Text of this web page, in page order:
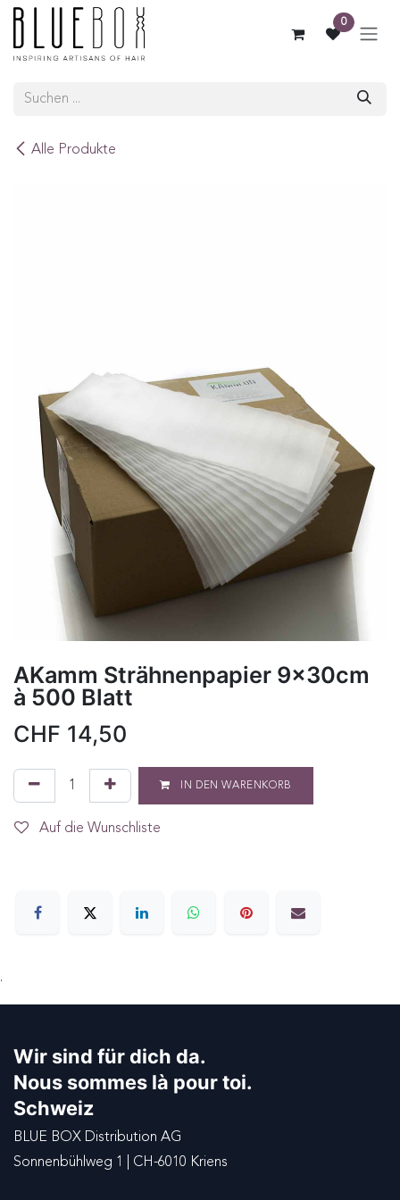
ZUM INHALT SPRINGEN
0
Alle Produkte
AKamm Strähnenpapier 9x30cm
à 500 Blatt
CHF 14,50
IN DEN WARENKORB
Auf die Wunschliste
.
Wir sind für dich da.
Nous sommes là pour toi.
Schweiz
BLUE BOX Distribution AG
Sonnenbühlweg 1 | CH-6010 Kriens